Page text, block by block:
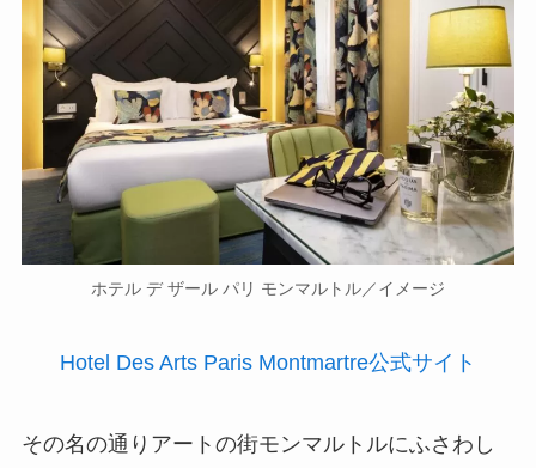
ホテル デ ザール パリ モンマルトル／イメージ
Hotel Des Arts Paris Montmartre公式サイト
その名の通りアートの街モンマルトルにふさわし